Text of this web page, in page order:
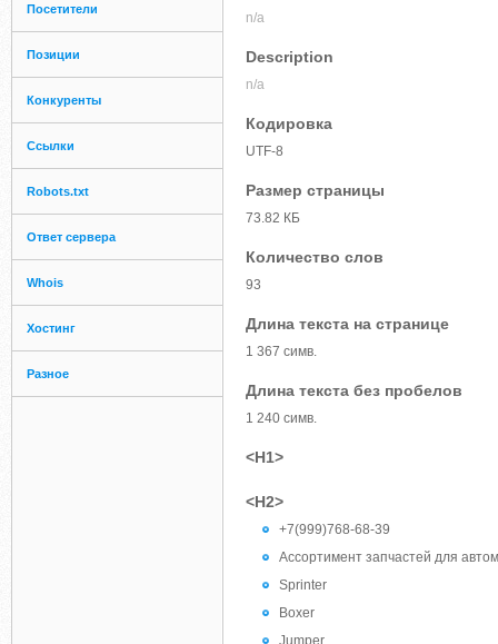
Посетители
Позиции
Конкуренты
Ссылки
Robots.txt
Ответ сервера
Whois
Хостинг
Разное
n/a
Description
n/a
Кодировка
UTF-8
Размер страницы
73.82 КБ
Количество слов
93
Длина текста на странице
1 367 симв.
Длина текста без пробелов
1 240 симв.
<H1>
<H2>
+7(999)768-68-39
Ассортимент запчастей для
Sprinter
Boxer
Jumper